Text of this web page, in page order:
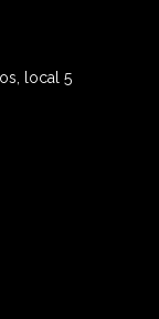
local 5